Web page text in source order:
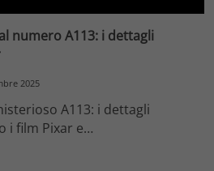
numero A113: i dettagli
2025
A113: i dettagli
i film Pixar e…